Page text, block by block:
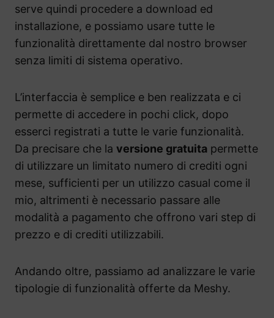
serve quindi procedere a download ed
installazione, e possiamo usare tutte le
funzionalità direttamente dal nostro browser
senza limiti di sistema operativo.
L’interfaccia è semplice e ben realizzata e ci
permette di accedere in pochi click, dopo
esserci registrati a tutte le varie funzionalità.
Da precisare che la versione gratuita permette
di utilizzare un limitato numero di crediti ogni
mese, sufficienti per un utilizzo casual come il
mio, altrimenti è necessario passare alle
modalità a pagamento che offrono vari step di
prezzo e di crediti utilizzabili.
Andando oltre, passiamo ad analizzare le varie
tipologie di funzionalità offerte da Meshy.